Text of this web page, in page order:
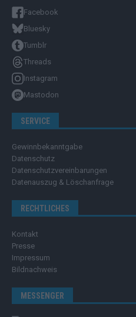
Facebook
Bluesky
Tumblr
Threads
Instagram
Mastodon
SERVICE
Gewinnbekanntgabe
Datenschutz
Datenschutzvereinbarungen
Datenauszug & Löschanfrage
RECHTLICHES
Kontakt
Presse
Impressum
Bildnachweis
MESSENGER